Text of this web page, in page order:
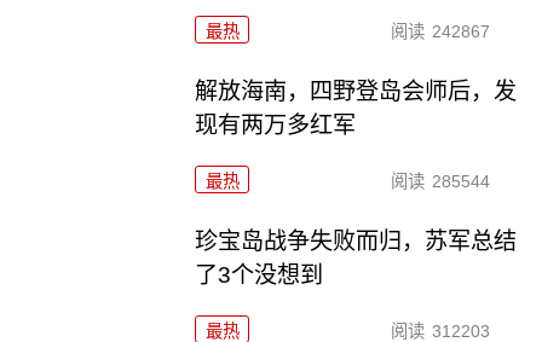
最热 阅读 242867
解放海南，四野登岛会师后，发
现有两万多红军
最热 阅读 285544
珍宝岛战争失败而归，苏军总结
了3个没想到
最热 阅读 312203